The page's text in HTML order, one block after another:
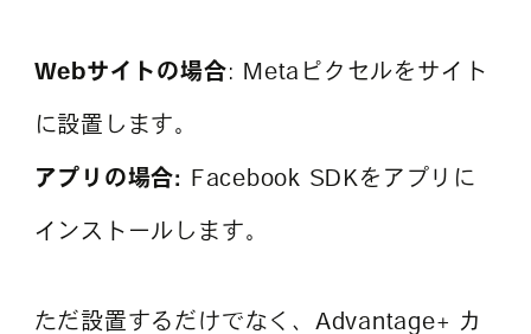
Webサイトの場合: Metaピクセルをサイト
に設置します。
アプリの場合: Facebook SDKをアプリに
インストールします。
ただ設置するだけでなく、Advantage+ カ